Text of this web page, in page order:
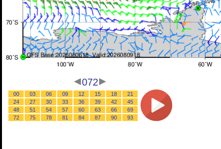
072
00 03 06 09 12 15 18
21
24
27 30 33 36 39 42
45
48
51 54 57 60 63 66
69
72
75 78 81 84 87 90 93